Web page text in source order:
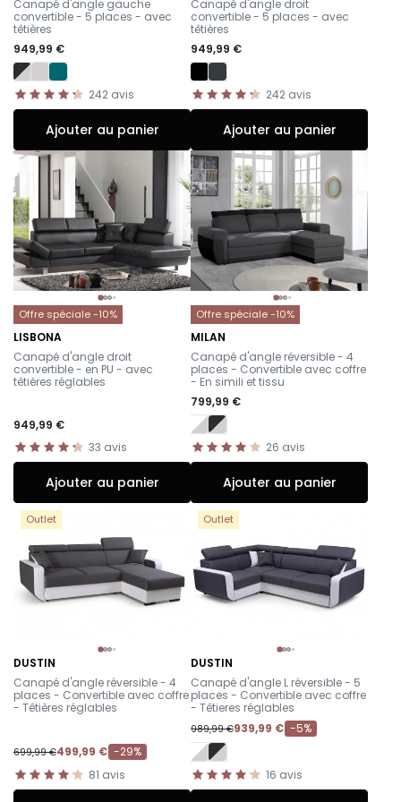
Canapé d'angle gauche
convertible - 5 places - avec
têtières
949,99 €
242 avis
Ajouter au panier
Canapé d'angle droit
convertible - 5 places - avec
têtières
949,99 €
242 avis
Ajouter au panier
Offre spéciale -10%
LISBONA
-
Canapé d'angle droit
convertible - en PU - avec
têtières réglables
949,99 €
33 avis
Ajouter au panier
Offre spéciale -10%
MILAN
-
Canapé d'angle réversible - 4
places - Convertible avec coffre
- En simili et tissu
799,99 €
26 avis
Ajouter au panier
Outlet
DUSTIN
-
Canapé d'angle réversible - 4
places - Convertible avec coffre
- Têtières réglables
699,99 €499,99 € -29%
81 avis
Outlet
DUSTIN
-
Canapé d'angle L réversible - 5
places - Convertible avec coffre
- Têtieres réglables
989,99 €939,99 € -5%
16 avis